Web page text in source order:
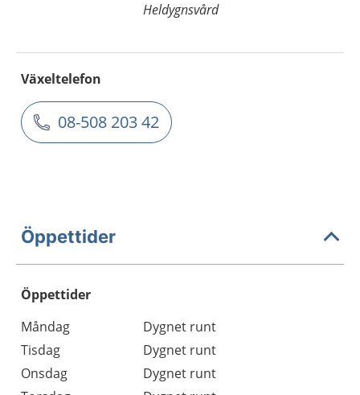
Heldygnsvård
Växeltelefon
08-508 203 42
Öppettider
Öppettider
Dag
Öppettider
Kommentarer
Måndag
Dygnet runt
Tisdag
Dygnet runt
Onsdag
Dygnet runt